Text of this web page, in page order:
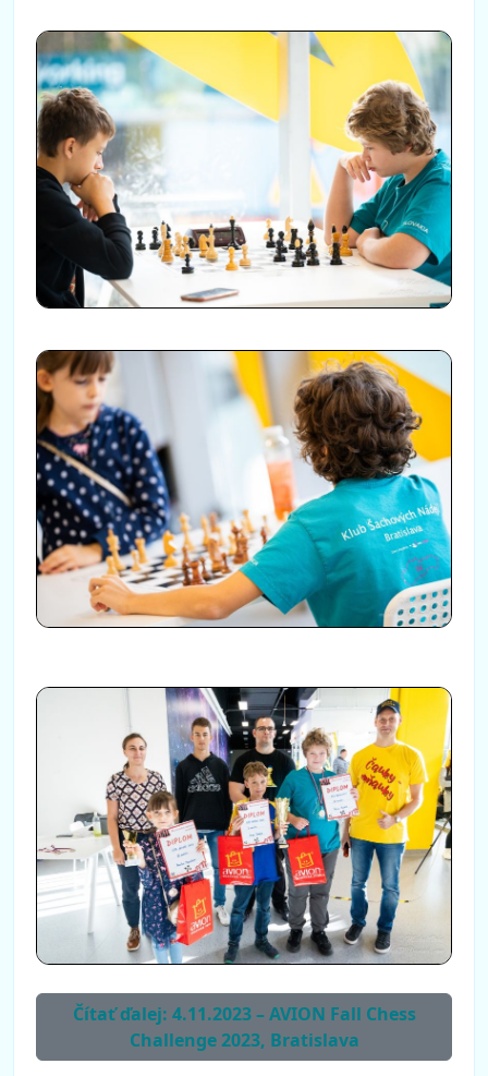
Čítať ďalej: 4.11.2023 – AVION Fall Chess
Challenge 2023, Bratislava